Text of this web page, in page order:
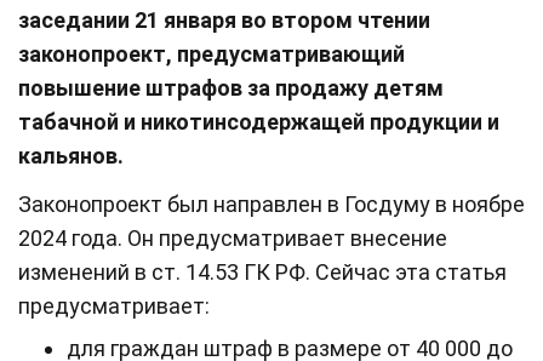
заседании 21 января во втором чтении
законопроект, предусматривающий
повышение штрафов за продажу детям
табачной и никотинсодержащей продукции и
кальянов.
Законопроект был направлен в Госдуму в ноябре
2024 года. Он предусматривает внесение
изменений в ст. 14.53 ГК РФ. Сейчас эта статья
предусматривает:
для граждан штраф в размере от 40 000 до